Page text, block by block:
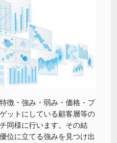
徴・強み・弱み・価格・プ
ットにしている顧客層等の
同様に行います。その結
位に立てる強みを見つけ出